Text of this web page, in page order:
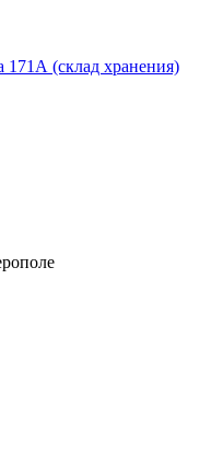
(склад хранения)